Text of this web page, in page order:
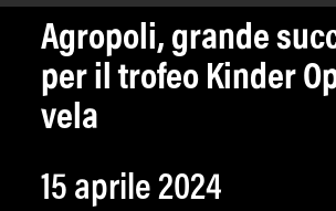
Agropoli, grande
per il trofeo Kinder
vela
15 aprile 2024